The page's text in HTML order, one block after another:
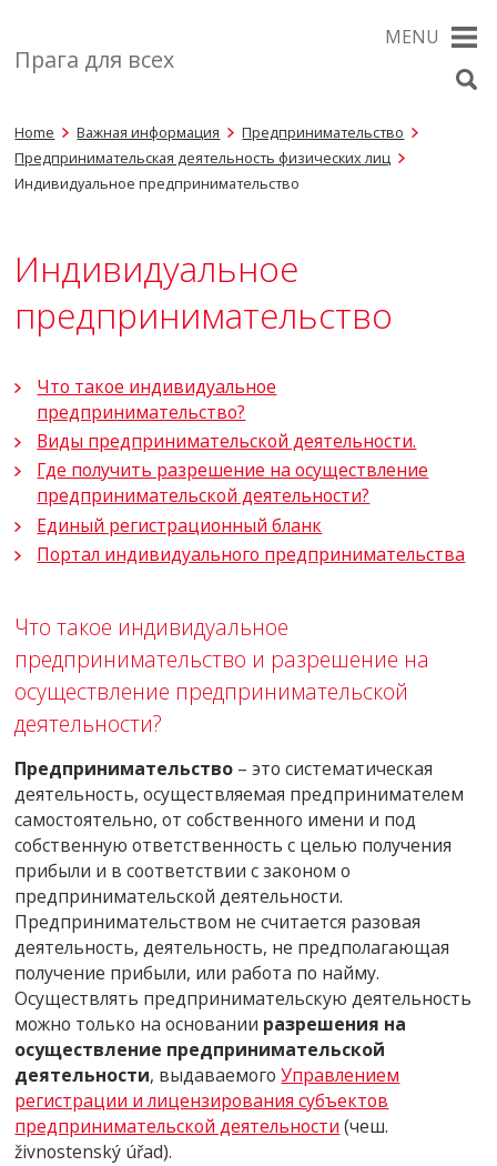
Прага для всех
MENU
Home Важная информация
Предпринимательство
Предпринимательская деятельность физических лиц
Индивидуальное предпринимательство
Индивидуальное
предпринимательство
Что такое индивидуальное
предпринимательство?
Виды предпринимательской деятельности.
Где получить разрешение на осуществление
предпринимательской деятельности?
Единый регистрационный бланк
Портал индивидуального предпринимательства
Что такое индивидуальное
предпринимательство и разрешение на
осуществление предпринимательской
деятельности?
Предпринимательство – это систематическая
деятельность, осуществляемая предпринимателем
самостоятельно, от собственного имени и под
собственную ответственность с целью получения
прибыли и в соответствии с законом о
предпринимательской деятельности.
Предпринимательством не считается разовая
деятельность, деятельность, не предполагающая
получение прибыли, или работа по найму.
Осуществлять предпринимательскую деятельность
можно только на основании разрешения на
осуществление предпринимательской
деятельности, выдаваемогоУправлением
регистрации и лицензирования субъектов
предпринимательской деятельности (чеш.
živnostenský úřad).